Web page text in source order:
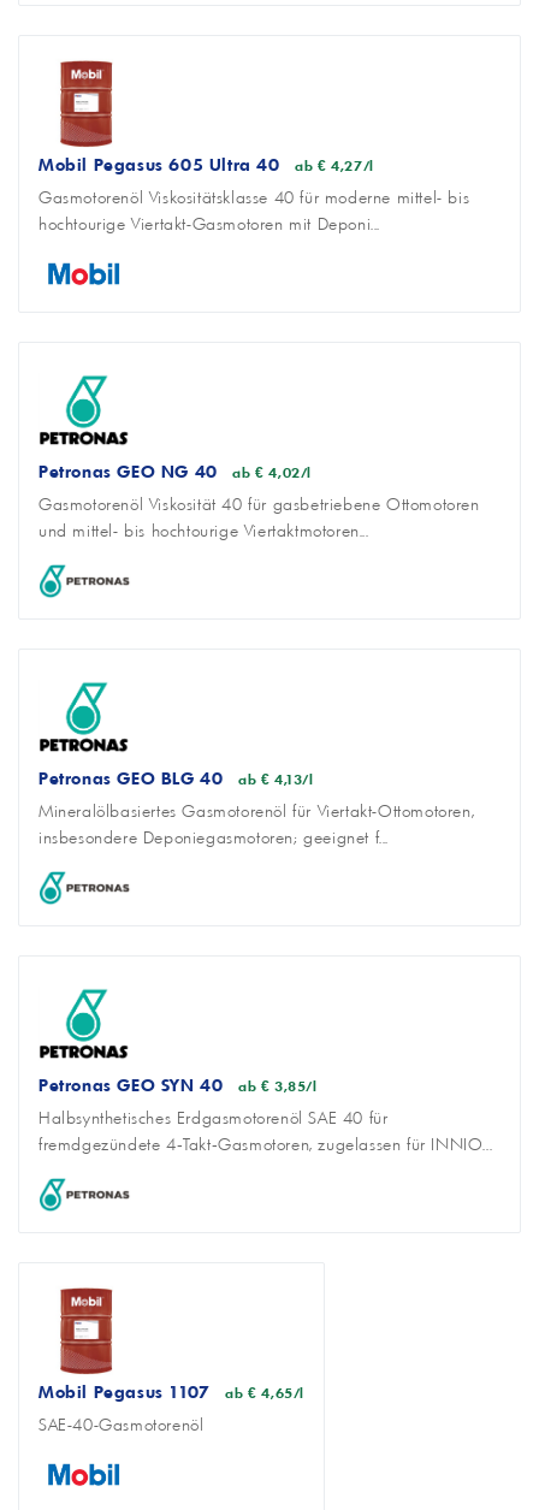
Mobil Pegasus 605 Ultra 40 ab € 4,27/l
Gasmotorenöl Viskositätsklasse 40 für moderne mittel- bis
hochtourige Viertakt-Gasmotoren mit Deponi...
Petronas GEO NG 40 ab € 4,02/l
Gasmotorenöl Viskosität 40 für gasbetriebene Ottomotoren
und mittel- bis hochtourige Viertaktmotoren...
Petronas GEO BLG 40 ab € 4,13/l
Mineralölbasiertes Gasmotorenöl für Viertakt-Ottomotoren,
insbesondere Deponiegasmotoren; geeignet f...
Petronas GEO SYN 40 ab € 3,85/l
Halbsynthetisches Erdgasmotorenöl SAE 40 für
fremdgezündete 4‑Takt‑Gasmotoren, zugelassen für INNIO...
Mobil Pegasus 1107 ab € 4,65/l
SAE-40-Gasmotorenöl